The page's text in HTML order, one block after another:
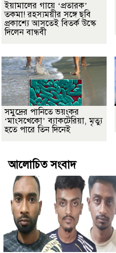
ইয়ামালের গায়ে ‘প্রতারক’
তকমা! রহস্যময়ীর সঙ্গে ছবি
প্রকাশ্যে আসতেই বিতর্ক উস্কে
দিলেন বান্ধবী
সমুদ্রের পানিতে ভয়ংকর
‘মাংসখেকো’ ব্যাকটেরিয়া, মৃত্যু
হতে পারে তিন দিনেই
আলোচিত সংবাদ